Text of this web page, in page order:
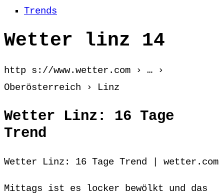
Trends
Wetter linz 14
http s://www.wetter.com › … ›
Oberösterreich › Linz
Wetter Linz: 16 Tage
Trend
Wetter Linz: 16 Tage Trend | wetter.com
Mittags ist es locker bewölkt und das